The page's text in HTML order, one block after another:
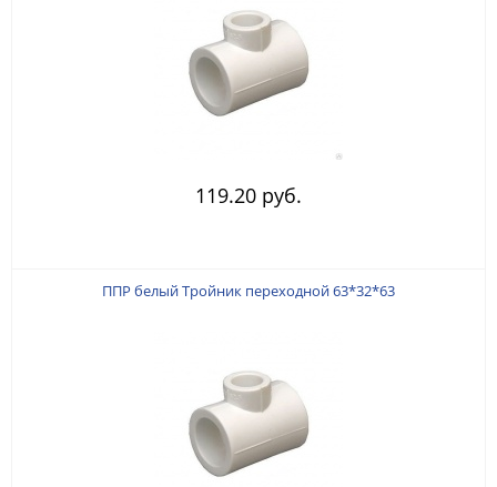
119.20 руб.
ППР белый Тройник переходной 63*32*63